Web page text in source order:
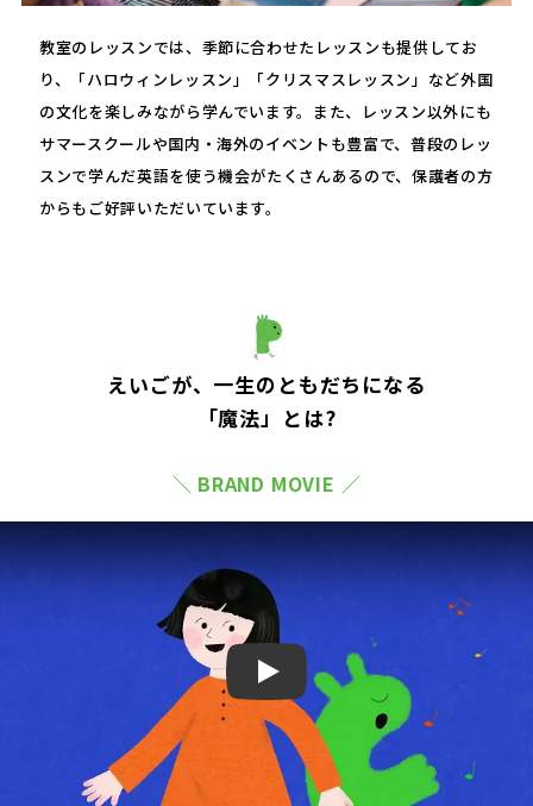
教室のレッスンでは、季節に合わせたレッスンも提供してお
り、「ハロウィンレッスン」「クリスマスレッスン」など外国
の文化を楽しみながら学んでいます。また、レッスン以外にも
サマースクールや国内・海外のイベントも豊富で、普段のレッ
スンで学んだ英語を使う機会がたくさんあるので、保護者の方
からもご好評いただいています。
えいごが、一生のともだちになる
「魔法」とは?
＼ BRAND MOVIE ／